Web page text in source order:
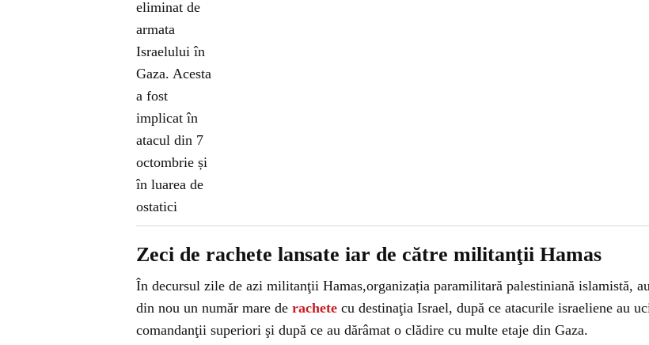
Zeci de rachete lansate iar de către militanţii Hamas
În decursul zile de azi militanţii Hamas,organizația paramilitară palestiniană islamistă,
din nou un număr mare de rachete cu destinaţia Israel, după ce atacurile israeliene au
comandanţii superiori şi după ce au dărâmat o clădire cu multe etaje din Gaza.